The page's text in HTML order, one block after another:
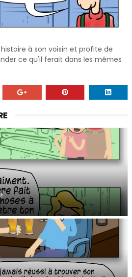
à son voisin et profite de
ce qu'il ferait dans les mêmes